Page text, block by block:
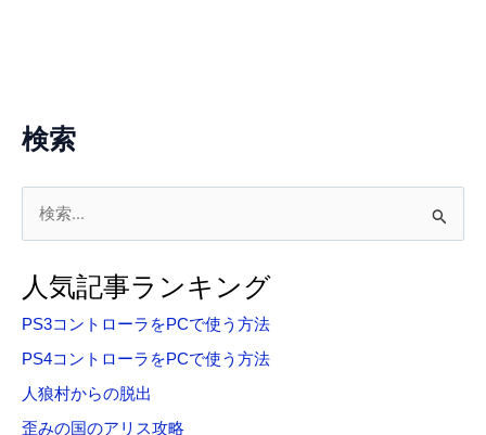
検索
象
:
人気記事ランキング
PS3コントローラをPCで使う方法
PS4コントローラをPCで使う方法
人狼村からの脱出
歪みの国のアリス攻略